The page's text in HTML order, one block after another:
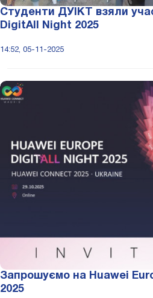
Студенти ДУІКТ взяли
DigitAll Night 2025
14:52, 05-11-2025
Запрошуємо на Huawei
2025